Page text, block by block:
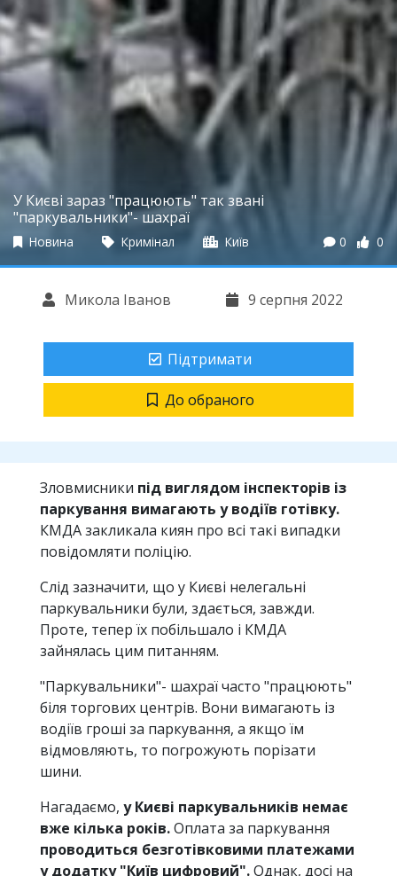
У Києві зараз "працюють" так звані
"паркувальники"- шахраї
Новина Кримінал Київ 0 0
Микола Іванов 9 серпня 2022
Підтримати
До обраного
Зловмисники під виглядом інспекторів із
паркування вимагають у водіїв готівку.
КМДА закликала киян про всі такі випадки
повідомляти поліцію.
Слід зазначити, що у Києві нелегальні
паркувальники були, здається, завжди.
Проте, тепер їх побільшало і КМДА
зайнялась цим питанням.
"Паркувальники"- шахраї часто "працюють"
біля торгових центрів. Вони вимагають із
водіїв гроші за паркування, а якщо їм
відмовляють, то погрожують порізати
шини.
Нагадаємо, у Києві паркувальників немає
вже кілька років.Оплата за паркування
проводиться безготівковими платежами
у додатку "Київ цифровий".Однак, досі на